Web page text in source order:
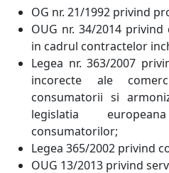
OG nr. 21/1992 privind
OUG nr. 34/2014
in cadrul contractelor
Legea nr. 363/2007
incorecte ale
consumatorii si
legislatia
consumatorilor;
Legea 365/2002 privind
OUG 13/2013 privind